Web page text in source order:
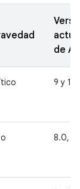
de
9 y 10
8.0,